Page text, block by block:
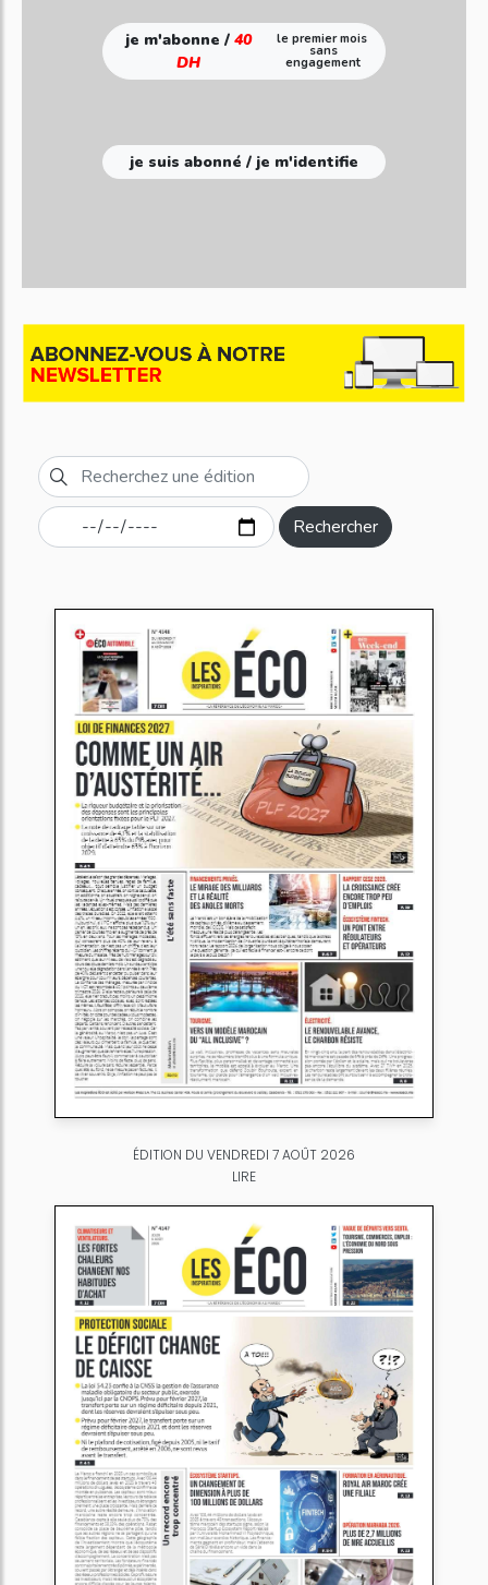
je m'abonne /40
DH
le premier mois
sans
engagement
je suis abonné / je m'identifie
Rechercher
ÉDITION DU VENDREDI 7 AOÛT 2026
LIRE